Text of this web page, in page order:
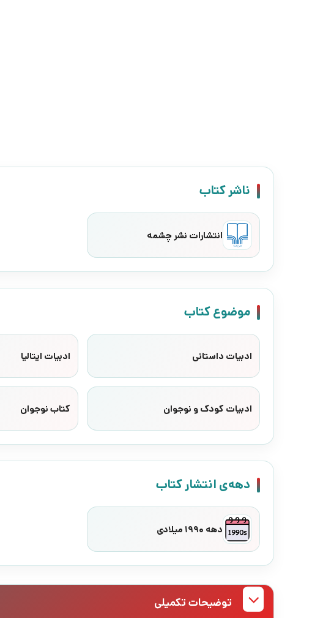
ناشر کتاب
انتشارات نشر چشمه
موضوع کتاب
ادبیات داستانی ادبیات ایتالیا
ادبیات کودک و نوجوان کتاب نوجوان
دهه‌ی انتشار کتاب
دهه 1990 میلادی
توضیحات تکمیلی